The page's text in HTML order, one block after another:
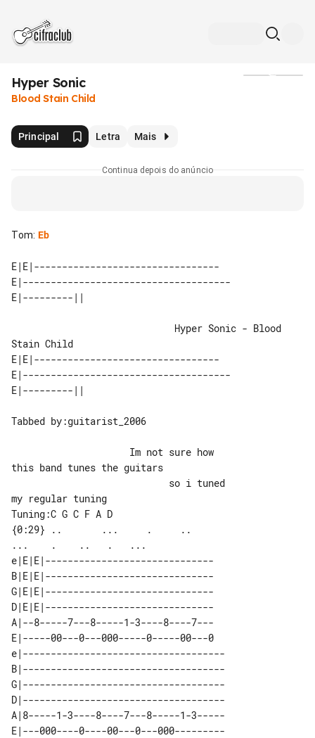
Hyper Sonic
Blood Stain Child
Principal Letra Mais
Continua depois do anúncio
Tom: Eb
E|E|---------------------------------
E|-------------------------------------
Stain Child
E|E|---------------------------------
E|-------------------------------------
Tabbed by:guitarist_2006
this band tunes the guitars
my regular tuning
Tuning:C G C F A D
{0:29} ..       ...     .     ..
e|E|E|------------------------------
B|E|E|------------------------------
G|E|E|------------------------------
D|E|E|------------------------------
A|--8-----7---8-----1-3----8----7---
E|-----00---0---000-----0-----00---0
e|------------------------------------
B|------------------------------------
G|------------------------------------
D|------------------------------------
A|8-----1-3----8----7---8-----1-3-----
E|---000----0----00---0---000---------